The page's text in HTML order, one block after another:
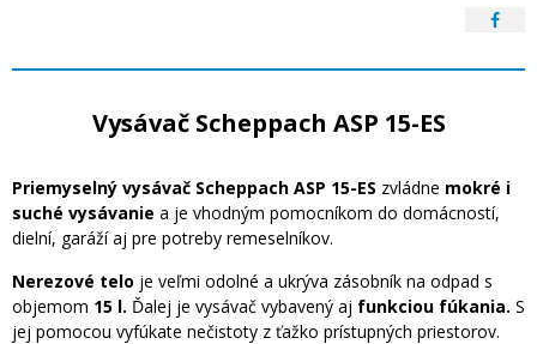
Vysávač Scheppach ASP 15-ES
Priemyselný vysávač Scheppach ASP 15-ES zvládne mokré i
suché vysávanie a je vhodným pomocníkom do domácností,
dielní, garáží aj pre potreby remeselníkov.
Nerezové telo je veľmi odolné a ukrýva zásobník na odpad s
objemom 15 l. Ďalej je vysávač vybavený aj funkciou fúkania. S
jej pomocou vyfúkate nečistoty z ťažko prístupných priestorov.